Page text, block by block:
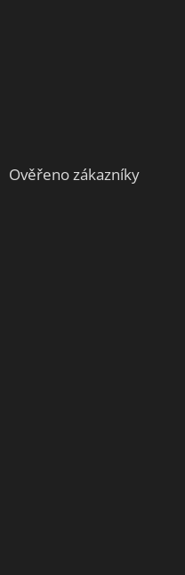
Ověřeno zákazníky